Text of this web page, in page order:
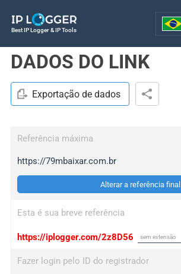
Best IP Logger & IP Tools
DADOS DO LINK
Exportação de dados
Referência máxima
https://79mbaixar.com.br
Alterar a referência final
Esta é sua breve referência
https://iplogger.com/2z8D56
Fazer login pelo ID do registrador